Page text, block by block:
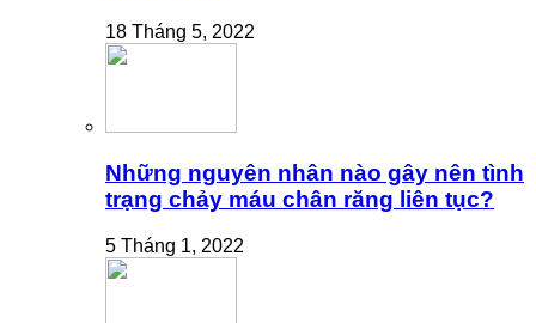
18 Tháng 5, 2022
Những nguyên nhân nào gây nên tình
trạng chảy máu chân răng liên tục?
5 Tháng 1, 2022